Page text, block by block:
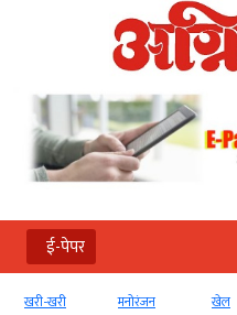
ई-पेपर
मनोरंजन खेल